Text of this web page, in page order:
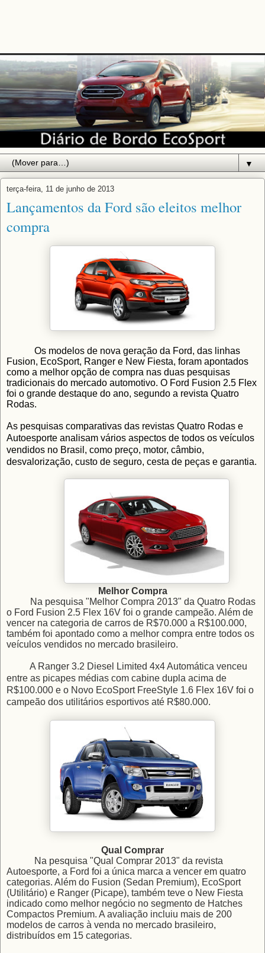
▼
terça-feira, 11 de junho de 2013
Lançamentos da Ford são eleitos melhor
compra
Os modelos de nova geração da Ford, das linhas
Fusion, EcoSport, Ranger e New Fiesta, foram apontados
como a melhor opção de compra nas duas pesquisas
tradicionais do mercado automotivo. O Ford Fusion 2.5 Flex
foi o grande destaque do ano, segundo a revista Quatro
Rodas.
As pesquisas comparativas das revistas Quatro Rodas e
Autoesporte analisam vários aspectos de todos os veículos
vendidos no Brasil, como preço, motor, câmbio,
desvalorização, custo de seguro, cesta de peças e garantia.
Melhor Compra
Na pesquisa "Melhor Compra 2013" da Quatro Rodas
o Ford Fusion 2.5 Flex 16V foi o grande campeão. Além de
vencer na categoria de carros de R$70.000 a R$100.000,
também foi apontado como a melhor compra entre todos os
veículos vendidos no mercado brasileiro.
A Ranger 3.2 Diesel Limited 4x4 Automática venceu
entre as picapes médias com cabine dupla acima de
R$100.000 e o Novo EcoSport FreeStyle 1.6 Flex 16V foi o
campeão dos utilitários esportivos até R$80.000.
Qual Comprar
Na pesquisa "Qual Comprar 2013" da revista
Autoesporte, a Ford foi a única marca a vencer em quatro
categorias. Além do Fusion (Sedan Premium), EcoSport
(Utilitário) e Ranger (Picape), também teve o New Fiesta
indicado como melhor negócio no segmento de Hatches
Compactos Premium. A avaliação incluiu mais de 200
modelos de carros à venda no mercado brasileiro,
distribuídos em 15 categorias.